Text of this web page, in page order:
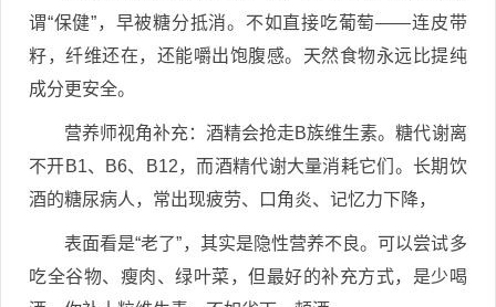
谓“保健”，早被糖分抵消。不如直接吃葡萄——连皮带
籽，纤维还在，还能嚼出饱腹感。天然食物永远比提纯
成分更安全。
营养师视角补充：酒精会抢走B族维生素。糖代谢离
不开B1、B6、B12，而酒精代谢大量消耗它们。长期饮
酒的糖尿病人，常出现疲劳、口角炎、记忆力下降，
表面看是“老了”，其实是隐性营养不良。可以尝试多
吃全谷物、瘦肉、绿叶菜，但最好的补充方式，是少喝